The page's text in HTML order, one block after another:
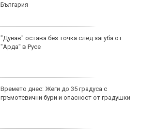
България
"Дунав" остава без точка след загуба от
"Арда" в Русе
Времето днес: Жеги до 35 градуса с
гръмотевични бури и опасност от градушки